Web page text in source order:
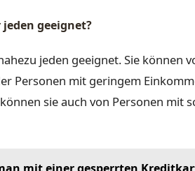
geeignet?
jeden geeignet. Sie können
Personen mit geringem
sie auch von Personen mit
mit einer gesperrten